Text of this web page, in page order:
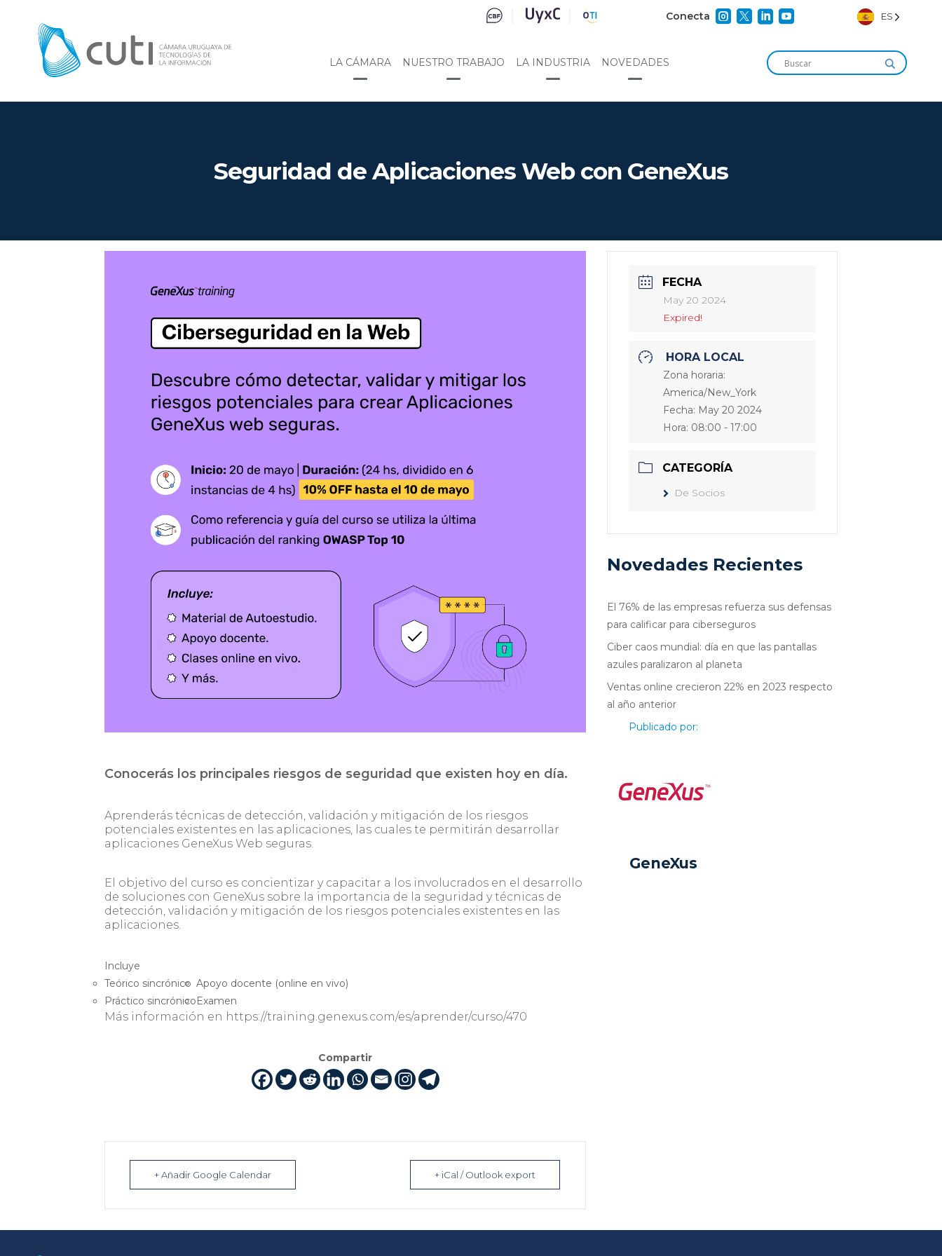
Conecta     ES
LA CÁMARA NUESTRO TRABAJO LA INDUSTRIA NOVEDADES
Seguridad de Aplicaciones Web con GeneXus
Conocerás los principales riesgos de seguridad que existen hoy en día.
Aprenderás técnicas de detección, validación y mitigación de los riesgos
potenciales existentes en las aplicaciones, las cuales te permitirán desarrollar
aplicaciones GeneXus Web seguras.
El objetivo del curso es concientizar y capacitar a los involucrados en el desarrollo
de soluciones con GeneXus sobre la importancia de la seguridad y técnicas de
detección, validación y mitigación de los riesgos potenciales existentes en las
aplicaciones.
Incluye
Teórico sincrónico
Práctico sincrónico
Apoyo docente (online en vivo)
Examen
Más información en https://training.genexus.com/es/aprender/curso/470
Compartir
+ Añadir Google Calendar + iCal / Outlook export
FECHA
May 20 2024
Expired!
HORA LOCAL
Zona horaria:
America/New_York
Fecha: May 20 2024
Hora: 08:00 - 17:00
CATEGORÍA
De Socios
Novedades Recientes
El 76% de las empresas refuerza sus defensas
para calificar para ciberseguros
Ciber caos mundial: día en que las pantallas
azules paralizaron al planeta
Ventas online crecieron 22% en 2023 respecto
al año anterior
Publicado por:
GeneXus